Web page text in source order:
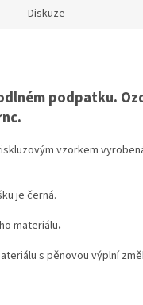
Diskuze
podpatku.
vzorkem
je černá.
materiálu.
s pěnovou výplní